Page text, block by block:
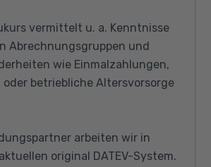
vermittelt u. a. Kenntnisse
Abrechnungsgruppen und
wie Einmalzahlungen,
betriebliche Altersvorsorge
arbeiten wir in
original DATEV-System.